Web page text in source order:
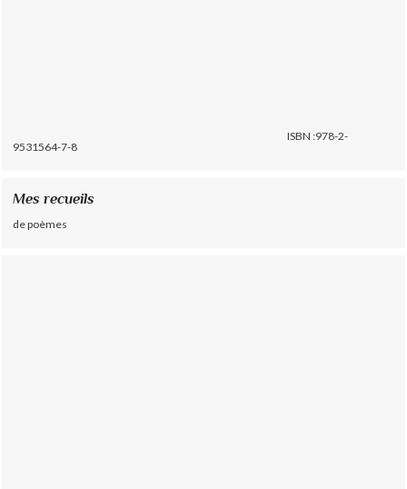
ISBN :978-2-
9531564-7-8
Mes recueils
de poèmes